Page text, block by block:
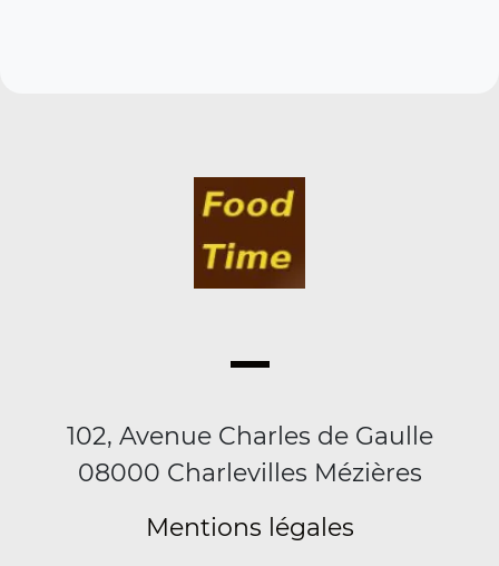
102, Avenue Charles de Gaulle
08000 Charlevilles Mézières
Mentions légales